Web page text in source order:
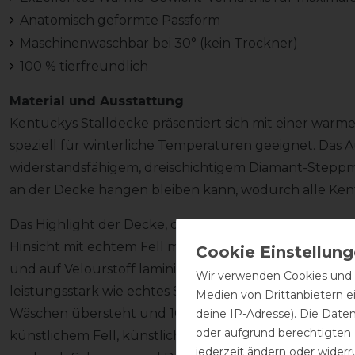
Anatomisch geformte Passform
Maschinenwaschbar bei 30° (kein Trockner)
100 % tierfreundlich
Material und Ausstattung
Kentuckys Stalldecke präsentiert sich mit einer
speziell für winterliche Temperaturen geeignet. Das
widerstandsfähigem, dreischichtigem Diamant-
an der Decke hängen bleiben kann, wodurch alle
Das Highlight der Decke, der elegante Kragen aus
Hinsicht mit echtem Fell messen kann. Das Fell ist
und auf Velourstoff laminiert, dieser ist
leistungsstark wie echtes Schaffell, ist der große
Wäschen übersteht und 100 % tierfreundlich ist.
künstlichem Fell, künstlichem Kaninchenfell. Dies ist
Wir verwenden Cookies
Medien von Drittanbietern
deine IP-Adresse). Die
oder aufgrund berechtigten
jederzeit ändern oder